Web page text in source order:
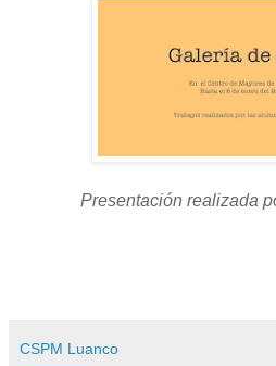
Presentación realizada
CSPM Luanco